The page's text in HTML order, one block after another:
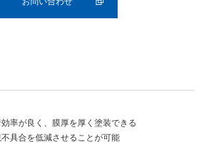
率が良く、膜厚を厚く塗装できる
具合を低減させることが可能